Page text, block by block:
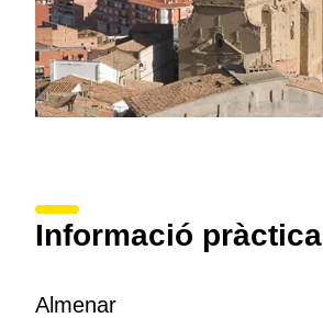
Informació pràctica
Almenar